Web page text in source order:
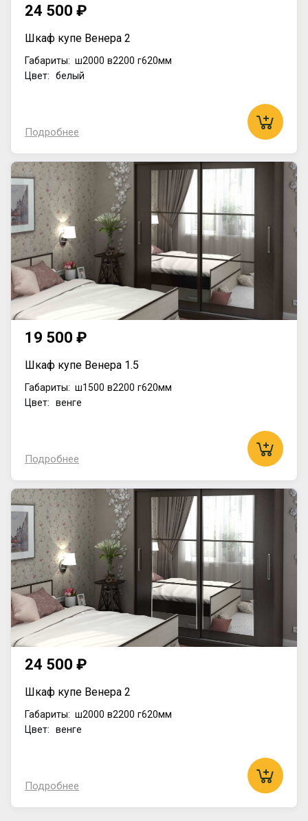
24 500 ₽
Шкаф купе Венера 2
Габариты: ш2000 в2200 г620мм
Цвет: белый
Подробнее
19 500 ₽
Шкаф купе Венера 1.5
Габариты: ш1500 в2200 г620мм
Цвет: венге
Подробнее
24 500 ₽
Шкаф купе Венера 2
Габариты: ш2000 в2200 г620мм
Цвет: венге
Подробнее